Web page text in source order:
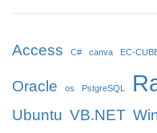
Access C# canva EC-
Oracle os PstgreSQL
Ubuntu VB.NET